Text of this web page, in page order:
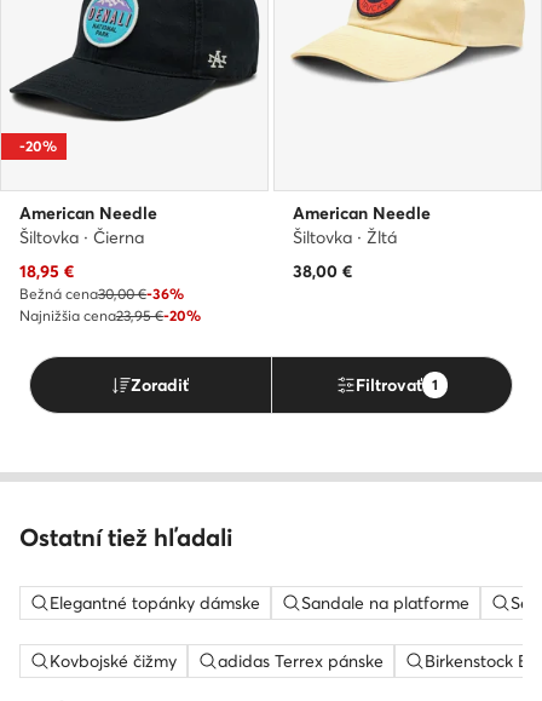
-20%
American Needle
Šiltovka · Čierna
Aktuálna cena
18,95 €
Bežná cena30,00 €-36%
Najnižšia cena23,95 €-20%
American Needle
Šiltovka · Žltá
38,00 €
Zoradiť Filtrovať 1
Ostatní tiež hľadali
Elegantné topánky dámske Sandale na platforme
Kovbojské čižmy adidas Terrex pánske Birkenstock